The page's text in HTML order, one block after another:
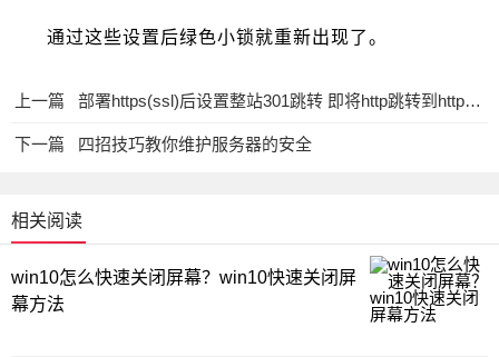
通过这些设置后绿色小锁就重新出现了。
上一篇 部署https(ssl)后设置整站301跳转 即将http跳转到https的方法
下一篇 四招技巧教你维护服务器的安全
相关阅读
win10怎么快速关闭屏幕？win10快速关闭屏
幕方法